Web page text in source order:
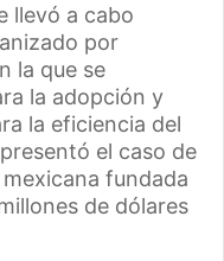
llevó a cabo
por
la que se
la adopción y
la eficiencia del
el caso de
fundada
de dólares